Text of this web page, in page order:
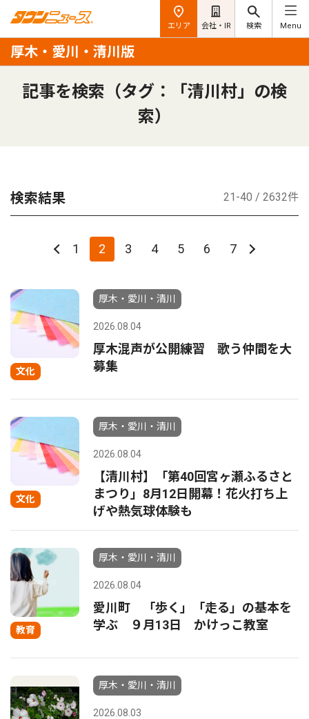
エリア 会社・IR 検索 Menu
厚木・愛川・清川版
記事を検索（タグ：「清川村」の検
索）
検索結果 21-40 / 2632件
1 2 3 4 5 6 7
文化
厚木・愛川・清川
2026.08.04
厚木混声が公開練習 歌う仲間を大
募集
文化
厚木・愛川・清川
2026.08.04
【清川村】「第40回宮ヶ瀬ふるさと
まつり」8月12日開幕！花火打ち上
げや熱気球体験も
教育
厚木・愛川・清川
2026.08.04
愛川町 「歩く」「走る」の基本を
学ぶ ９月13日 かけっこ教室
厚木・愛川・清川
2026.08.03